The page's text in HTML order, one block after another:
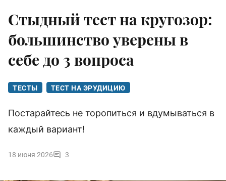
Стыдный тест на кругозор:
большинство уверены в
себе до 3 вопроса
ТЕСТЫ ТЕСТ НА ЭРУДИЦИЮ
Постарайтесь не торопиться и вдумываться в
каждый вариант!
18 июня 2026 3